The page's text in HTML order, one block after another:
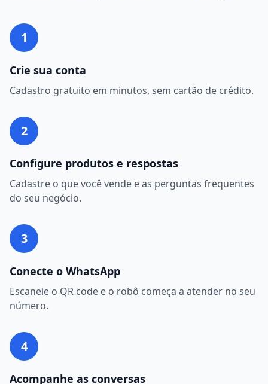
1
Crie sua conta
Cadastro gratuito em minutos, sem cartão de crédito.
2
Configure produtos e respostas
Cadastre o que você vende e as perguntas frequentes
do seu negócio.
3
Conecte o WhatsApp
Escaneie o QR code e o robô começa a atender no seu
número.
4
Acompanhe as conversas